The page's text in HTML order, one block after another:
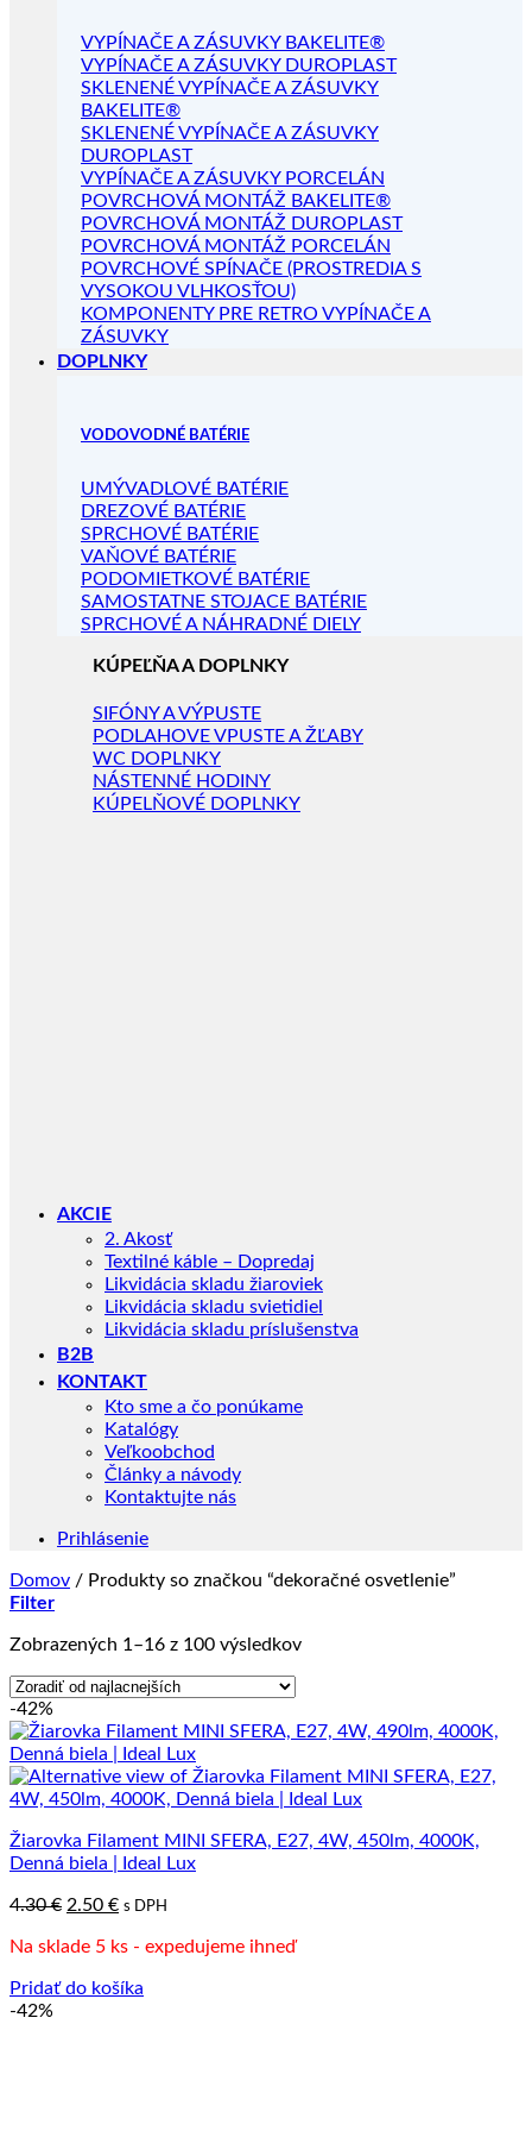
VYPÍNAČE A ZÁSUVKY BAKELITE®
VYPÍNAČE A ZÁSUVKY DUROPLAST
SKLENENÉ VYPÍNAČE A ZÁSUVKY
BAKELITE®
SKLENENÉ VYPÍNAČE A ZÁSUVKY
DUROPLAST
VYPÍNAČE A ZÁSUVKY PORCELÁN
POVRCHOVÁ MONTÁŽ BAKELITE®
POVRCHOVÁ MONTÁŽ DUROPLAST
POVRCHOVÁ MONTÁŽ PORCELÁN
POVRCHOVÉ SPÍNAČE (PROSTREDIA S
VYSOKOU VLHKOSŤOU)
KOMPONENTY PRE RETRO VYPÍNAČE A
ZÁSUVKY
DOPLNKY
VODOVODNÉ BATÉRIE
UMÝVADLOVÉ BATÉRIE
DREZOVÉ BATÉRIE
SPRCHOVÉ BATÉRIE
VAŇOVÉ BATÉRIE
PODOMIETKOVÉ BATÉRIE
SAMOSTATNE STOJACE BATÉRIE
SPRCHOVÉ A NÁHRADNÉ DIELY
KÚPEĽŇA A DOPLNKY
SIFÓNY A VÝPUSTE
PODLAHOVE VPUSTE A ŽĽABY
WC DOPLNKY
NÁSTENNÉ HODINY
KÚPELŇOVÉ DOPLNKY
AKCIE
2. Akosť
Textilné káble – Dopredaj
Likvidácia skladu žiaroviek
Likvidácia skladu svietidiel
Likvidácia skladu príslušenstva
B2B
KONTAKT
Kto sme a čo ponúkame
Katalógy
Veľkoobchod
Články a návody
Kontaktujte nás
Prihlásenie
Domov / Produkty so značkou “dekoračné osvetlenie”
Filter
Zobrazených 1–16 z 100 výsledkovZoradené
najnižšej
najvyššiu
-42%
Žiarovka Filament MINI SFERA, E27, 4W, 450lm, 4000K,
Denná biela | Ideal Lux
4.30€ Pôvodná
bola:
2.50 €Aktuálna
je:
s DPH
Na sklade 5 ks - expedujeme ihneď
Pridať do košíka
-42%